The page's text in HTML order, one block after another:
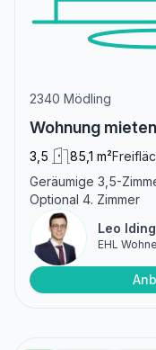
2340 Mödling
Wohnung
3,5 85,1 m²
Geräumige 3,5-
Optional 4. Zimmer
Leo
EHL